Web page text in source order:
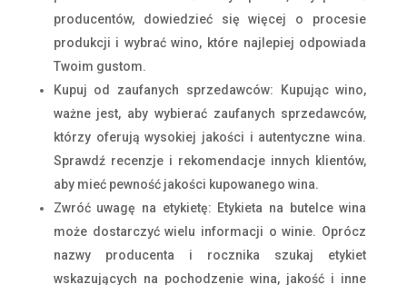
producentów, dowiedzieć się więcej o procesie
produkcji i wybrać wino, które najlepiej odpowiada
Twoim gustom.
Kupuj od zaufanych sprzedawców: Kupując wino,
ważne jest, aby wybierać zaufanych sprzedawców,
którzy oferują wysokiej jakości i autentyczne wina.
Sprawdź recenzje i rekomendacje innych klientów,
aby mieć pewność jakości kupowanego wina.
Zwróć uwagę na etykietę: Etykieta na butelce wina
może dostarczyć wielu informacji o winie. Oprócz
nazwy producenta i rocznika szukaj etykiet
wskazujących na pochodzenie wina, jakość i inne